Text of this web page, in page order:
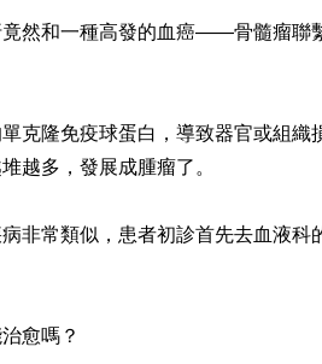
然和一種高發的血癌——骨髓瘤聯
克隆免疫球蛋白，導致器官或組織
越多，發展成腫瘤了。
非常類似，患者初診首先去血液科
愈嗎？